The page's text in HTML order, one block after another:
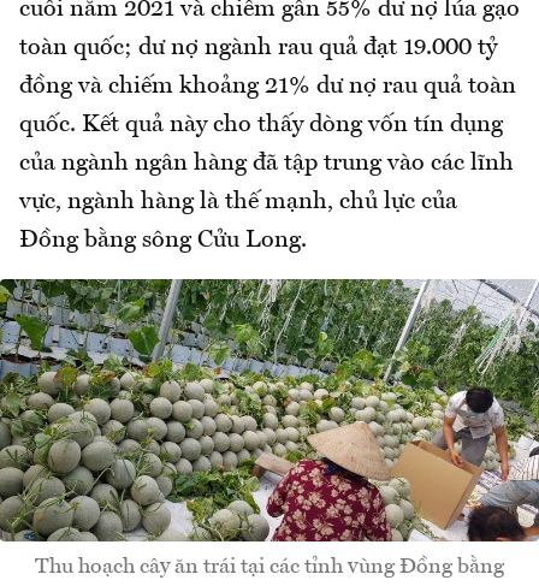
cuối năm 2021 và chiếm gần 55% dư nợ lúa gạo
toàn quốc; dư nợ ngành rau quả đạt 19.000 tỷ
đồng và chiếm khoảng 21% dư nợ rau quả toàn
quốc. Kết quả này cho thấy dòng vốn tín dụng
của ngành ngân hàng đã tập trung vào các lĩnh
vực, ngành hàng là thế mạnh, chủ lực của
Đồng bằng sông Cửu Long.
Thu hoạch cây ăn trái tại các tỉnh vùng Đồng bằng